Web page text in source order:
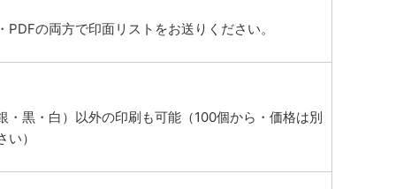
PDFの両方で印面リストをお送りください。
・黒・白）以外の印刷も可能（100個から・価格は別
）